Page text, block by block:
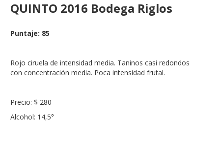
QUINTO 2016 Bodega Riglos
Puntaje: 85
Rojo ciruela de intensidad media. Taninos casi redondos
con concentración media. Poca intensidad frutal.
Precio: $ 280
Alcohol: 14,5°